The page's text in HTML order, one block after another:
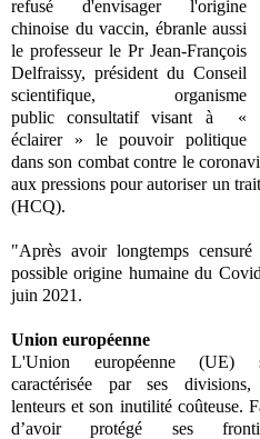
refusé d'envisager l'origine
chinoise du vaccin, ébranle aussi
le professeur le Pr Jean-François
Delfraissy, président duConseil
scientifique, organisme
publicconsultatif visant à «
éclairer » le pouvoir politique
dans son combat contre le
aux pressions pour autoriser un
(HCQ).
"Après avoir longtemps
possible origine humaine du
juin 2021.
Union européenne
L'Union européenne (UE)
caractérisée par ses divisions,
lenteurs et son inutilité coûteuse.
d’avoir protégé ses